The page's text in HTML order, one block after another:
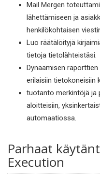
Mail Mergen
lähettämiseen ja
henkilökohtaisen
Luo räätälöityjä
tietoja tietolähteistäsi.
Dynaamisen
erilaisiin tietokoneisiin
tuotanto merkintöjä ja
aloitteisiin,
automaatiossa.
Parhaat
Execution